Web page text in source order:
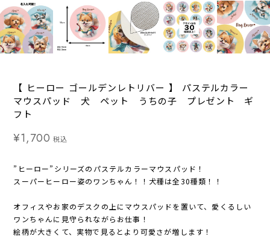
【 ヒーロー ゴールデンレトリバー 】 パステルカラー
マウスパッド 犬 ペット うちの子 プレゼント ギ
フト
¥1,700 税込
”ヒーロー”シリーズのパステルカラーマウスパッド！
スーパーヒーロー姿のワンちゃん！！犬種は全30種類！！
オフィスやお家のデスクの上にマウスパッドを置いて、愛くるしい
ワンちゃんに見守られながらお仕事！
絵柄が大きくて、実物で見るとより可愛さが増します！